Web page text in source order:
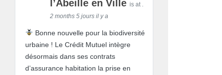
l’Abeille en Ville is at .
2 months 5 jours il y a
Bonne nouvelle pour la biodiversité
urbaine ! Le Crédit Mutuel intègre
désormais dans ses contrats
d’assurance habitation la prise en